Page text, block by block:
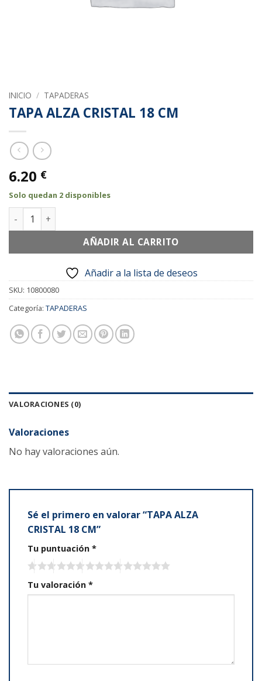
INICIO / TAPADERAS
TAPA ALZA CRISTAL 18 CM
6.20 €
Solo quedan 2 disponibles
TAPA ALZA CRISTAL 18 CM cantidad
AÑADIR AL CARRITO
Añadir a la lista de deseos
SKU: 10800080
Categoría: TAPADERAS
VALORACIONES (0)
Valoraciones
No hay valoraciones aún.
Sé el primero en valorar “TAPA ALZA
CRISTAL 18 CM”
Tu puntuación *
Tu valoración *